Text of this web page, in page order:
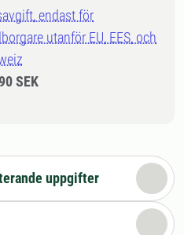
endast för
utanför EU, EES, och
SEK
uppgifter